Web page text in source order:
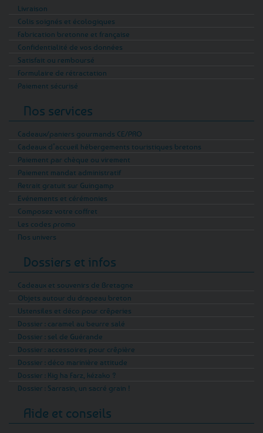
Livraison
Colis soignés et écologiques
Fabrication bretonne et française
Confidentialité de vos données
Satisfait ou remboursé
Formulaire de rétractation
Paiement sécurisé
Nos services
Cadeaux/paniers gourmands CE/PRO
Cadeaux d’accueil hébergements touristiques bretons
Paiement par chèque ou virement
Paiement mandat administratif
Retrait gratuit sur Guingamp
Evénements et cérémonies
Composez votre coffret
Les codes promo
Nos univers
Dossiers et infos
Cadeaux et souvenirs de Bretagne
Objets autour du drapeau breton
Ustensiles et déco pour crêperies
Dossier : caramel au beurre salé
Dossier : sel de Guérande
Dossier : accessoires pour crêpière
Dossier : déco marinière attitude
Dossier : Kig ha Farz, kézako ?
Dossier : Sarrasin, un sacré grain !
Aide et conseils